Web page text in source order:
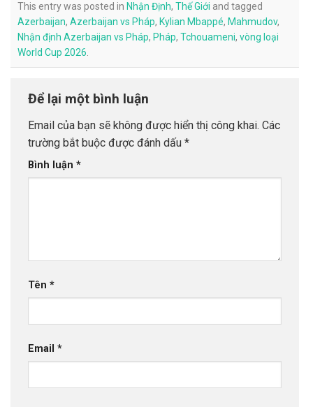
This entry was posted in Nhận Định, Thế Giới and tagged
Azerbaijan, Azerbaijan vs Pháp, Kylian Mbappé, Mahmudov,
Nhận định Azerbaijan vs Pháp, Pháp, Tchouameni, vòng loại
World Cup 2026
Để lại một bình luận
Email của bạn sẽ không được hiển thị công khai. Các
trường bắt buộc được đánh dấu *
Bình luận *
Tên *
Email *